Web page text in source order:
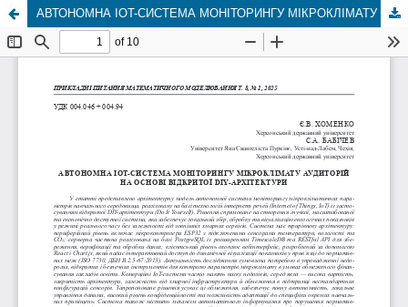
АВТОНОМНА IOT-СИСТЕМА МОНІТОРИНГУ МІКРОКЛІМАТУ АУДИТОРІЙ НА ОСНОВІ ВІДКРИТОЇ DIY-АРХІТЕКТУРИ